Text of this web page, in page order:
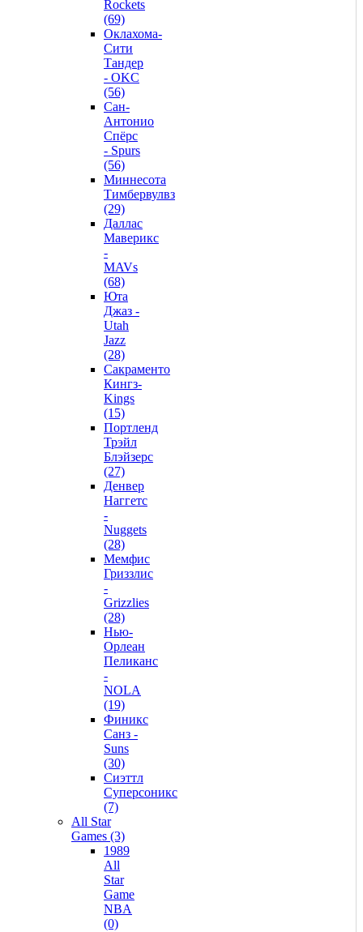
Rockets
(69)
Оклахома-
Сити
Тандер
- OKC
(56)
Сан-
Антонио
Спёрс
- Spurs
(56)
Миннесота
Тимбервулвз
(29)
Даллас
Маверикс
-
MAVs
(68)
Юта
Джаз -
Utah
Jazz
(28)
Сакраменто
Кингз-
Kings
(15)
Портленд
Трэйл
Блэйзерс
(27)
Денвер
Наггетс
-
Nuggets
(28)
Мемфис
Гриззлис
-
Grizzlies
(28)
Нью-
Орлеан
Пеликанс
-
NOLA
(19)
Финикс
Санз -
Suns
(30)
Сиэттл
Суперсоникс
(7)
All Star
Games (3)
1989
All
Star
Game
NBA
(0)